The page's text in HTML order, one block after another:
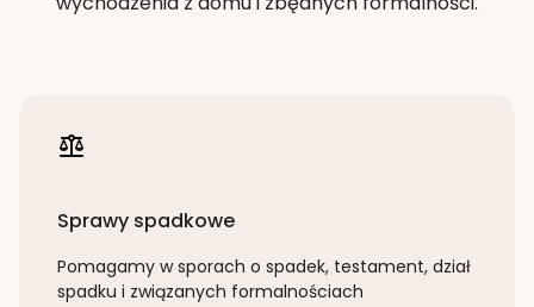
Sprawy spadkowe
Pomagamy w sporach o spadek, testament, dział
spadku i związanych formalnościach